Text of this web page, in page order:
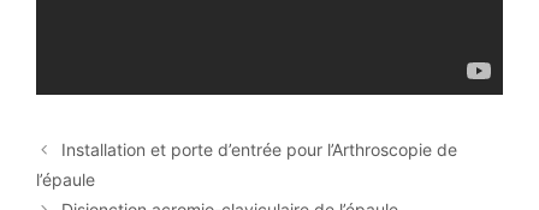
Installation et porte d’entrée pour l’Arthroscopie de
l’épaule